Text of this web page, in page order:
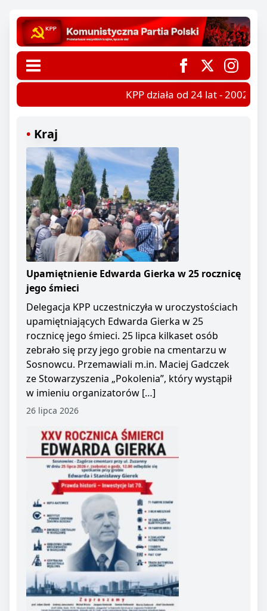
KPP działa od 24 lat - 2002-
Kraj
Upamiętnienie Edwarda Gierka w 25 rocznicę
jego śmieci
Delegacja KPP uczestniczyła w uroczystościach
upamiętniających Edwarda Gierka w 25
rocznicę jego śmieci. 25 lipca kilkaset osób
zebrało się przy jego grobie na cmentarzu w
Sosnowcu. Przemawiali m.in. Maciej Gadczek
ze Stowarzyszenia „Pokolenia”, który wystąpił
w imieniu organizatorów […]
26 lipca 2026